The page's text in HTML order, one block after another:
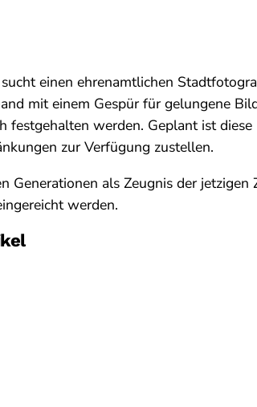
einen ehrenamtlichen
mit einem Gespür für gelungene
festgehalten werden. Geplant ist
zur Verfügung zustellen.
Generationen als Zeugnis der
werden.